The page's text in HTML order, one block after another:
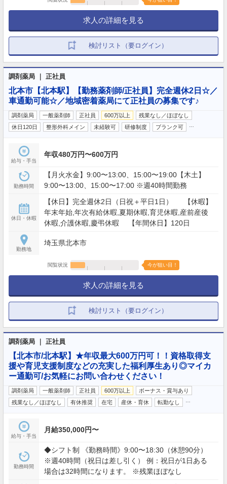
求人の詳細を見る
検討リスト（要ログイン）
調剤薬局 ｜ 正社員
北本市【北本駅】【勤務薬剤師/正社員】完全週休2日☆／
車通勤可能☆／地域密着薬局にて正社員の募集です♪
調剤薬局 一般薬剤師 正社員 600万以上
残業なし／ほぼなし
休日120日
整形外科メイン 未経験可 研修制度 ブランク可
給与・手当
年収480万円〜600万円
勤務時間
【月火水金】9:00〜13:00、15:00〜19:00【木土】
9:00〜13:00、15:00〜17:00 ※週40時間勤務
休日・休暇
【休日】完全週休2日（日祝＋平日1日） 【休暇】
年末年始,年次有給休暇,夏期休暇,育児休暇,産前産後
休暇,介護休暇,慶弔休暇 【年間休日】120日
勤務地
埼玉県北本市
閲覧状況 今が狙い目！
求人の詳細を見る
検討リスト（要ログイン）
調剤薬局 ｜ 正社員
【北本市/北本駅】★年収最大600万円可！！資格取得支
援や育児支援制度などの充実した福利厚生あり◎マイカ
ー通勤可/お気軽にお問い合わせください！
調剤薬局 一般薬剤師 正社員 600万以上
ボーナス・賞与あり
残業なし／ほぼなし
有休推奨 在宅 産休・育休 転勤なし
給与・手当
月給350,000円〜
勤務時間
◆シフト制 《勤務時間》9:00〜18:30（休憩90分）
※週40時間（祝日は差し引く） 例：祝日が1日ある
場合は32時間になります。 ※残業ほぼなし